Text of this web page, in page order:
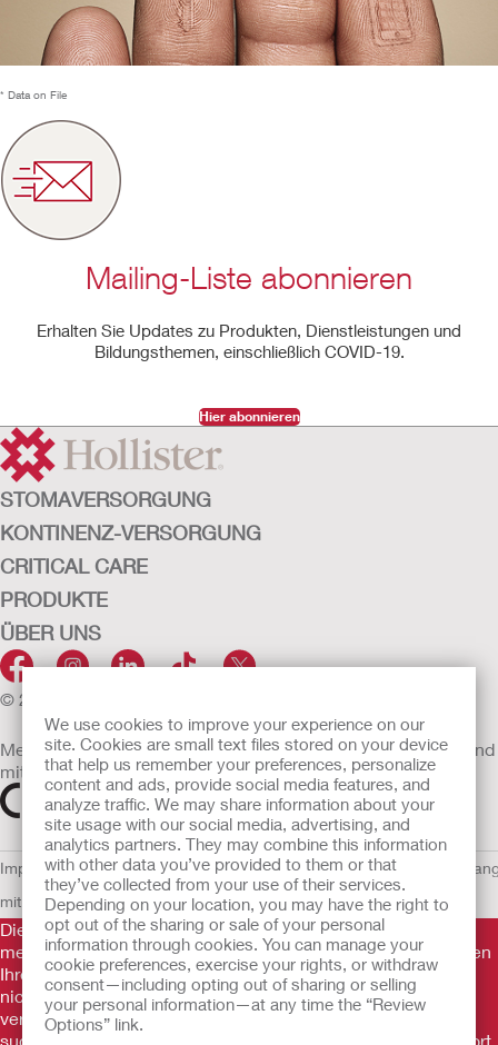
We use cookies to improve your experience on our
site. Cookies are small text files stored on your device
that help us remember your preferences, personalize
content and ads, provide social media features, and
analyze traffic. We may share information about your
site usage with our social media, advertising, and
analytics partners. They may combine this information
with other data you’ve provided to them or that
they’ve collected from your use of their services.
Depending on your location, you may have the right to
opt out of the sharing or sale of your personal
information through cookies. You can manage your
cookie preferences, exercise your rights, or withdraw
consent—including opting out of sharing or selling
your personal information—at any time the “Review
Options” link.
* Data on File
Mailing-Liste abonnieren
Erhalten Sie Updates zu Produkten, Dienstleistungen und
Bildungsthemen, einschließlich COVID-19.
Hier abonnieren
STOMAVERSORGUNG
KONTINENZ-VERSORGUNG
CRITICAL CARE
PRODUKTE
ÜBER UNS
© 2026 Hollister Incorporated
Medizinprodukte, die innerhalb der EU vertrieben werden, sind
mit einem der folgenden Symbole gekennzeichnet
Impressum AGB Nutzungsbedingungen Datenschutzerklärung
mit CookiesEU Whistleblowern-Mitteilung
Die Informationen auf dieser Website sind nicht als
medizinische Beratung gedacht und sollen die Empfehlungen
Ihres eigenen Arztes oder anderer medizinischer Fachkräfte
nicht ersetzen. Diese Website sollte auch nicht dazu
verwendet werden, in einem medizinischen Notfall Hilfe zu
suchen. In einem medizinischen Notfall sollten Sie sich sofort